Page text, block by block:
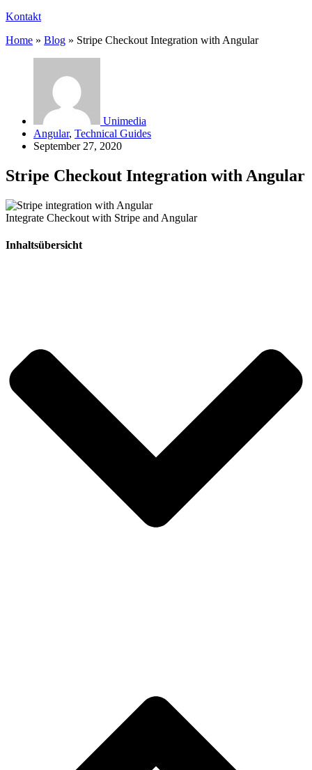
Kontakt
Home » Blog » Stripe Checkout Integration with Angular
Unimedia
Angular, Technical Guides
September 27, 2020
Stripe Checkout Integration with Angular
Integrate Checkout with Stripe and Angular
Inhaltsübersicht